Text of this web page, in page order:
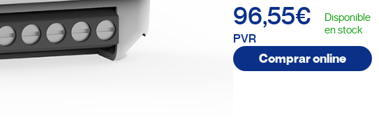
96,55€
PVR
Disponible
en stock
Comprar online